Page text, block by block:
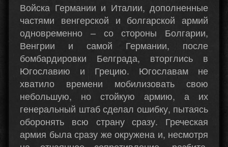
Войска Германии и Италии, дополненные
частями венгерской и болгарской армий
одновременно – со стороны Болгарии,
Венгрии и самой Германии, после
бомбардировки Белграда, вторглись в
Югославию и Грецию. Югославам не
хватило времени мобилизовать свою
небольшую, но стойкую армию, а их
генеральный штаб сделал ошибку, пытаясь
оборонять всю страну сразу. Греческая
армия была сразу же окружена и, несмотря